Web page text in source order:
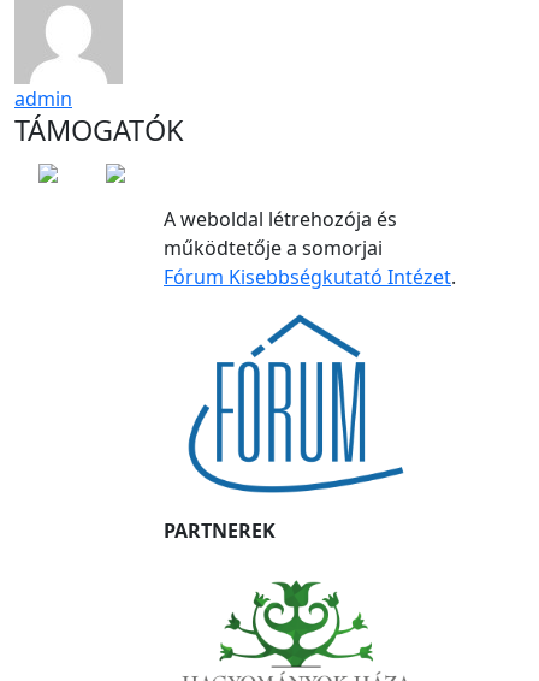
admin
TÁMOGATÓK
A weboldal létrehozója és
működtetője a somorjai
Fórum Kisebbségkutató Intézet.
PARTNEREK